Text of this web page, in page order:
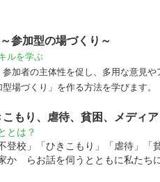
参加型の場づくり～
ルを学ぶ
の主体性を促し、多用な意見や
づくり」を作る方法を学びます。
もり、虐待、貧困、メディ
とは？
」「ひきこもり」「虐待」「貧
お話を伺うとともに私たちに